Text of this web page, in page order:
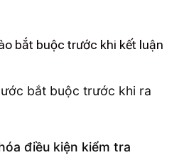
bắt buộc trước khi kết luận
bắt buộc trước khi ra
điều kiện kiểm tra